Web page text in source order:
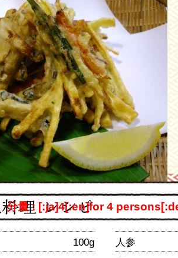
分量 : [:ja]4[:en]for 4
100g
人参